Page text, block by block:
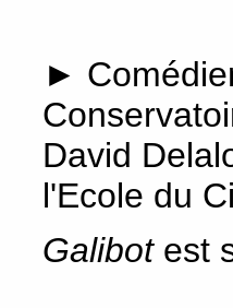
►
David
l'Ecole du
Galibotest